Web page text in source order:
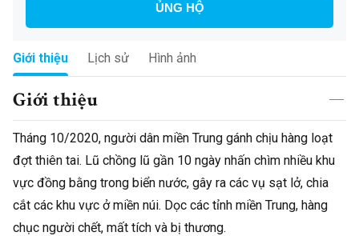
ỦNG HỘ
Giới thiệu Lịch sử Hình ảnh
Giới thiệu
Tháng 10/2020, người dân miền Trung gánh chịu hàng loạt
đợt thiên tai. Lũ chồng lũ gần 10 ngày nhấn chìm nhiều khu
vực đồng bằng trong biển nước, gây ra các vụ sạt lở, chia
cắt các khu vực ở miền núi. Dọc các tỉnh miền Trung, hàng
chục người chết, mất tích và bị thương.